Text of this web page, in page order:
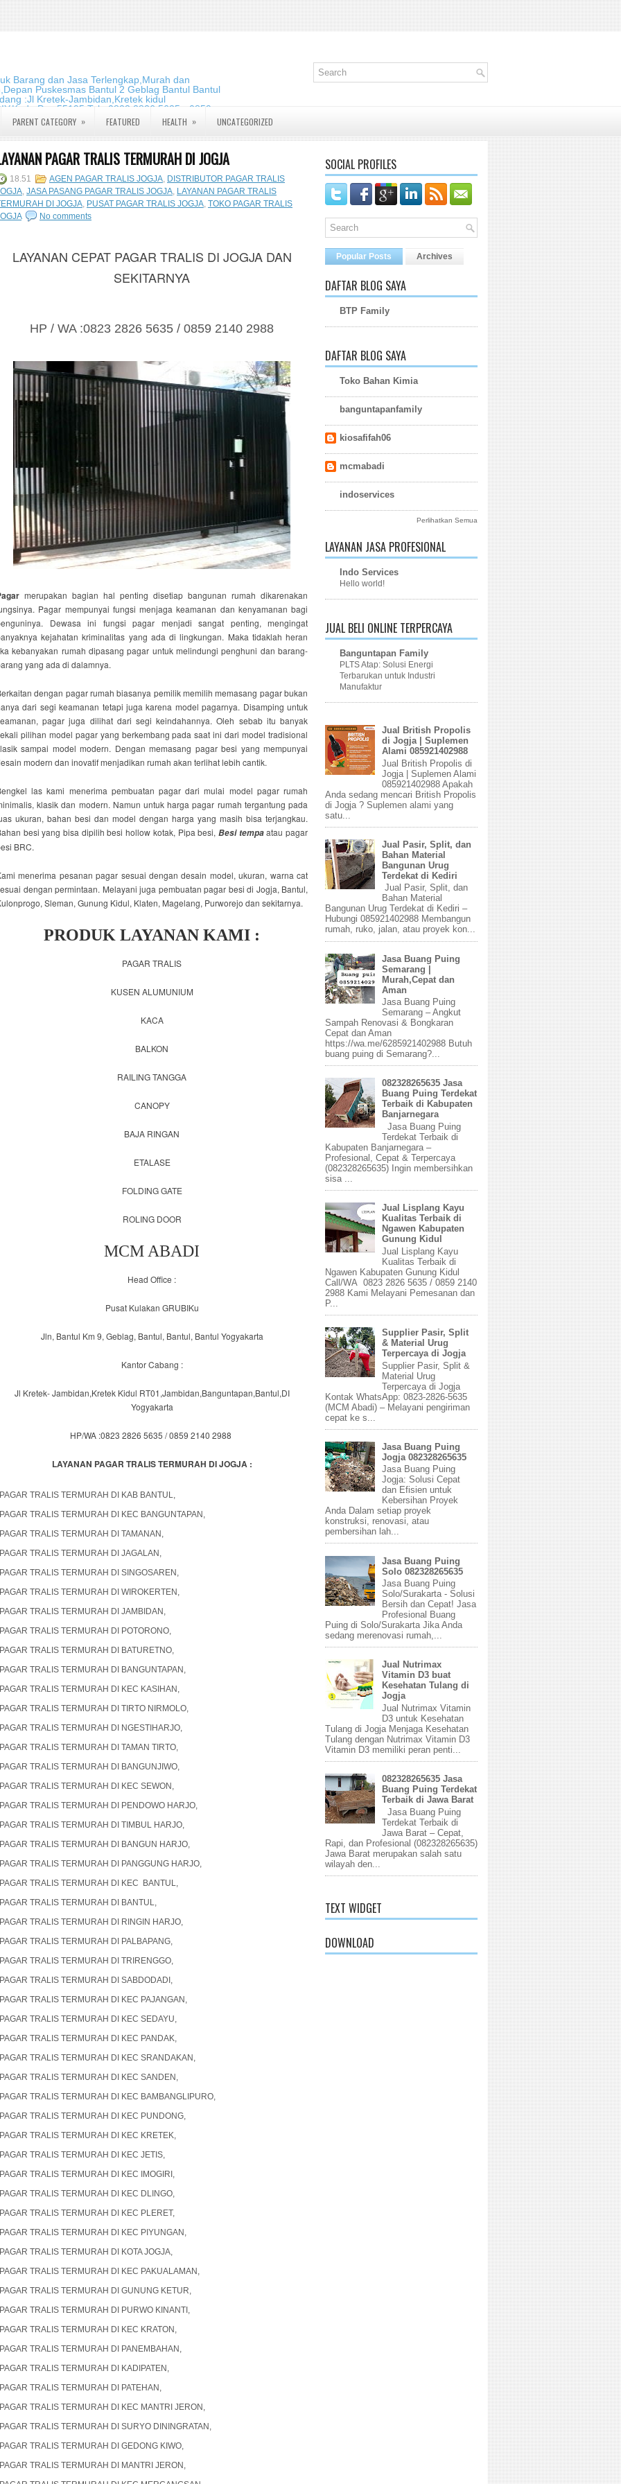
Barang dan Jasa Terlengkap,Murah dan
Puskesmas Bantul 2 Geblag Bantul Bantul
:Jl Kretek-Jambidan,Kretek kidul
Pos:55195 Telp:0823 2826 5635 - 0859
PARENT CATEGORY » FEATURED HEALTH » UNCATEGORIZED
PAGAR TRALIS TERMURAH DI JOGJA
18.51 AGEN PAGAR TRALIS JOGJA, DISTRIBUTOR PAGAR TRALIS
, JASA PASANG PAGAR TRALIS JOGJA, LAYANAN PAGAR TRALIS
DI JOGJA, PUSAT PAGAR TRALIS JOGJA, TOKO PAGAR TRALIS
No comments
LAYANAN CEPAT PAGAR TRALIS DI JOGJA DAN
SEKITARNYA
HP / WA :0823 2826 5635 / 0859 2140 2988
merupakan bagian hal penting disetiap bangunan rumah dikarenakan
Pagar mempunyai fungsi menjaga keamanan dan kenyamanan bagi
Dewasa ini fungsi pagar menjadi sangat penting, mengingat
kejahatan kriminalitas yang ada di lingkungan. Maka tidaklah heran
kebanyakan rumah dipasang pagar untuk melindungi penghuni dan barang-
yang ada di dalamnya.
dengan pagar rumah biasanya pemilik memilih memasang pagar bukan
dari segi keamanan tetapi juga karena model pagarnya. Disamping untuk
pagar juga dilihat dari segi keindahannya. Oleh sebab itu banyak
pilihan model pagar yang berkembang pada saat ini dari model tradisional
sampai model modern. Dengan memasang pagar besi yang mempunyai
modern dan inovatif menjadikan rumah akan terlihat lebih cantik.
las kami menerima pembuatan pagar dari mulai model pagar rumah
klasik dan modern. Namun untuk harga pagar rumah tergantung pada
ukuran, bahan besi dan model dengan harga yang masih bisa terjangkau.
besi yang bisa dipilih besi hollow kotak, Pipa besi, Besi tempaatau pagar
BRC.
menerima pesanan pagar sesuai dengan desain model, ukuran, warna cat
dengan permintaan. Melayani juga pembuatan pagar besi di Jogja, Bantul,
Sleman, Gunung Kidul, Klaten, Magelang, Purworejo dan sekitarnya.
PRODUK LAYANAN KAMI :
PAGAR TRALIS
KUSEN ALUMUNIUM
KACA
BALKON
RAILING TANGGA
CANOPY
BAJA RINGAN
ETALASE
FOLDING GATE
ROLING DOOR
MCM ABADI
Head Office :
Pusat Kulakan GRUBIKu
Jln, Bantul Km 9, Geblag, Bantul, Bantul, Bantul Yogyakarta
Kantor Cabang :
Jl Kretek- Jambidan,Kretek Kidul RT01,Jambidan,Banguntapan,Bantul,DI
Yogyakarta
HP/WA :0823 2826 5635 / 0859 2140 2988
LAYANAN PAGAR TRALIS TERMURAH DI JOGJA :
PAGAR TRALIS TERMURAH DI KAB BANTUL,
PAGAR TRALIS TERMURAH DI KEC BANGUNTAPAN,
PAGAR TRALIS TERMURAH DI TAMANAN,
PAGAR TRALIS TERMURAH DI JAGALAN,
PAGAR TRALIS TERMURAH DI SINGOSAREN,
PAGAR TRALIS TERMURAH DI WIROKERTEN,
PAGAR TRALIS TERMURAH DI JAMBIDAN,
PAGAR TRALIS TERMURAH DI POTORONO,
PAGAR TRALIS TERMURAH DI BATURETNO,
PAGAR TRALIS TERMURAH DI BANGUNTAPAN,
PAGAR TRALIS TERMURAH DI KEC KASIHAN,
PAGAR TRALIS TERMURAH DI TIRTO NIRMOLO,
PAGAR TRALIS TERMURAH DI NGESTIHARJO,
PAGAR TRALIS TERMURAH DI TAMAN TIRTO,
PAGAR TRALIS TERMURAH DI BANGUNJIWO,
PAGAR TRALIS TERMURAH DI KEC SEWON,
PAGAR TRALIS TERMURAH DI PENDOWO HARJO,
PAGAR TRALIS TERMURAH DI TIMBUL HARJO,
PAGAR TRALIS TERMURAH DI BANGUN HARJO,
PAGAR TRALIS TERMURAH DI PANGGUNG HARJO,
PAGAR TRALIS TERMURAH DI KEC BANTUL,
PAGAR TRALIS TERMURAH DI BANTUL,
PAGAR TRALIS TERMURAH DI RINGIN HARJO,
PAGAR TRALIS TERMURAH DI PALBAPANG,
PAGAR TRALIS TERMURAH DI TRIRENGGO,
PAGAR TRALIS TERMURAH DI SABDODADI,
PAGAR TRALIS TERMURAH DI KEC PAJANGAN,
PAGAR TRALIS TERMURAH DI KEC SEDAYU,
PAGAR TRALIS TERMURAH DI KEC PANDAK,
PAGAR TRALIS TERMURAH DI KEC SRANDAKAN,
PAGAR TRALIS TERMURAH DI KEC SANDEN,
PAGAR TRALIS TERMURAH DI KEC BAMBANGLIPURO,
PAGAR TRALIS TERMURAH DI KEC PUNDONG,
PAGAR TRALIS TERMURAH DI KEC KRETEK,
PAGAR TRALIS TERMURAH DI KEC JETIS,
PAGAR TRALIS TERMURAH DI KEC IMOGIRI,
PAGAR TRALIS TERMURAH DI KEC DLINGO,
PAGAR TRALIS TERMURAH DI KEC PLERET,
PAGAR TRALIS TERMURAH DI KEC PIYUNGAN,
PAGAR TRALIS TERMURAH DI KOTA JOGJA,
PAGAR TRALIS TERMURAH DI KEC PAKUALAMAN,
PAGAR TRALIS TERMURAH DI GUNUNG KETUR,
PAGAR TRALIS TERMURAH DI PURWO KINANTI,
PAGAR TRALIS TERMURAH DI KEC KRATON,
PAGAR TRALIS TERMURAH DI PANEMBAHAN,
PAGAR TRALIS TERMURAH DI KADIPATEN,
PAGAR TRALIS TERMURAH DI PATEHAN,
PAGAR TRALIS TERMURAH DI KEC MANTRI JERON,
PAGAR TRALIS TERMURAH DI SURYO DININGRATAN,
PAGAR TRALIS TERMURAH DI GEDONG KIWO,
PAGAR TRALIS TERMURAH DI MANTRI JERON,
SOCIAL PROFILES
Popular Posts Archives
DAFTAR BLOG SAYA
BTP Family
DAFTAR BLOG SAYA
Toko Bahan Kimia
banguntapanfamily
kiosafifah06
mcmabadi
indoservices
Perlihatkan Semua
LAYANAN JASA PROFESIONAL
Indo Services
Hello world!
JUAL BELI ONLINE TERPERCAYA
Banguntapan Family
PLTS Atap: Solusi Energi
Terbarukan untuk Industri
Manufaktur
Jual British Propolis
di Jogja | Suplemen
Alami 085921402988
Jual British Propolis di
Jogja | Suplemen Alami
085921402988 Apakah
Anda sedang mencari British Propolis
di Jogja ? Suplemen alami yang
satu...
Jual Pasir, Split, dan
Bahan Material
Bangunan Urug
Terdekat di Kediri
Jual Pasir, Split, dan
Bahan Material
Bangunan Urug Terdekat di Kediri –
Hubungi 085921402988 Membangun
rumah, ruko, jalan, atau proyek kon...
Jasa Buang Puing
Semarang |
Murah,Cepat dan
Aman
Jasa Buang Puing
Semarang – Angkut
Sampah Renovasi & Bongkaran
Cepat dan Aman
https://wa.me/6285921402988 Butuh
buang puing di Semarang?...
082328265635 Jasa
Buang Puing Terdekat
Terbaik di Kabupaten
Banjarnegara
Jasa Buang Puing
Terdekat Terbaik di
Kabupaten Banjarnegara –
Profesional, Cepat & Terpercaya
(082328265635) Ingin membersihkan
sisa ...
Jual Lisplang Kayu
Kualitas Terbaik di
Ngawen Kabupaten
Gunung Kidul
Jual Lisplang Kayu
Kualitas Terbaik di
Ngawen Kabupaten Gunung Kidul
Call/WA 0823 2826 5635 / 0859 2140
2988 Kami Melayani Pemesanan dan
P...
Supplier Pasir, Split
& Material Urug
Terpercaya di Jogja
Supplier Pasir, Split &
Material Urug
Terpercaya di Jogja
Kontak WhatsApp: 0823-2826-5635
(MCM Abadi) – Melayani pengiriman
cepat ke s...
Jasa Buang Puing
Jogja 082328265635
Jasa Buang Puing
Jogja: Solusi Cepat
dan Efisien untuk
Kebersihan Proyek
Anda Dalam setiap proyek
konstruksi, renovasi, atau
pembersihan lah...
Jasa Buang Puing
Solo 082328265635
Jasa Buang Puing
Solo/Surakarta - Solusi
Bersih dan Cepat! Jasa
Profesional Buang
Puing di Solo/Surakarta Jika Anda
sedang merenovasi rumah,...
Jual Nutrimax
Vitamin D3 buat
Kesehatan Tulang di
Jogja
Jual Nutrimax Vitamin
D3 untuk Kesehatan
Tulang di Jogja Menjaga Kesehatan
Tulang dengan Nutrimax Vitamin D3
Vitamin D3 memiliki peran penti...
082328265635 Jasa
Buang Puing Terdekat
Terbaik di Jawa Barat
Jasa Buang Puing
Terdekat Terbaik di
Jawa Barat – Cepat,
Rapi, dan Profesional (082328265635)
Jawa Barat merupakan salah satu
wilayah den...
TEXT WIDGET
DOWNLOAD